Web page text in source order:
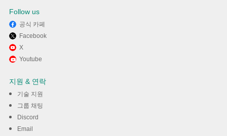
Follow us
공식 카페
Facebook
X
Youtube
지원 & 연락
기술 지원
그룹 채팅
Discord
Email